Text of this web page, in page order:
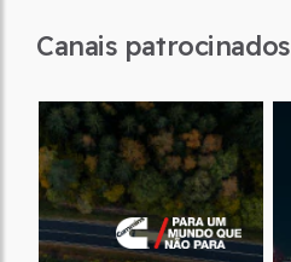
Canais patrocinados